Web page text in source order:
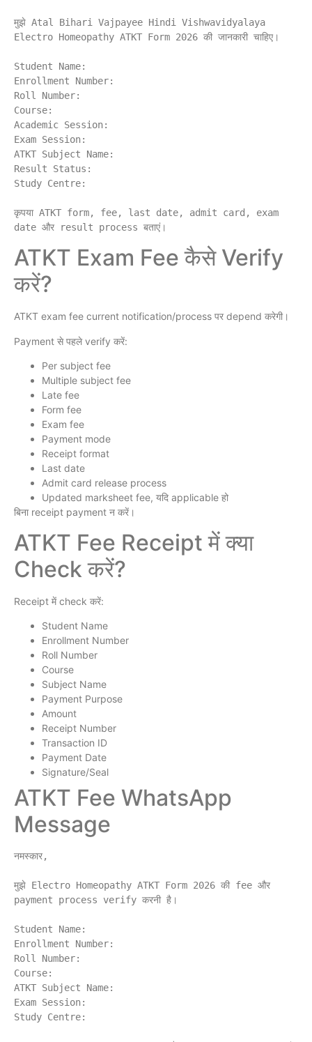
मुझे Atal Bihari Vajpayee Hindi Vishwavidyalaya
Electro Homeopathy ATKT Form 2026 की जानकारी चाहिए।
Student Name:
Enrollment Number:
Roll Number:
Course:
Academic Session:
Exam Session:
ATKT Subject Name:
Result Status:
Study Centre:
कृपया ATKT form, fee, last date, admit card, exam
ATKT Exam Fee कैसे Verify
करें?
ATKT exam fee current notification/process पर depend करेगी।
Payment से पहले verify करें:
Per subject fee
Multiple subject fee
Late fee
Form fee
Exam fee
Payment mode
Receipt format
Last date
Admit card release process
Updated marksheet fee, यदि applicable हो
बिना receipt payment न करें।
ATKT Fee Receipt में क्या
Check करें?
Receipt में check करें:
Student Name
Enrollment Number
Roll Number
Course
Subject Name
Payment Purpose
Amount
Receipt Number
Transaction ID
Payment Date
Signature/Seal
ATKT Fee WhatsApp
Message
नमस्कार,
मुझे Electro Homeopathy ATKT Form 2026 की fee और
payment process verify करनी है।
Student Name:
Enrollment Number:
Roll Number:
Course:
ATKT Subject Name:
Exam Session:
Study Centre: